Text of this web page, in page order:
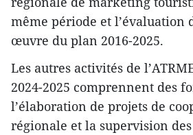
même période et l’évaluation
œuvre du plan 2016-2025.
Les autres activités de
2024-2025 comprennent des
l’élaboration de projets de
régionale et la supervision